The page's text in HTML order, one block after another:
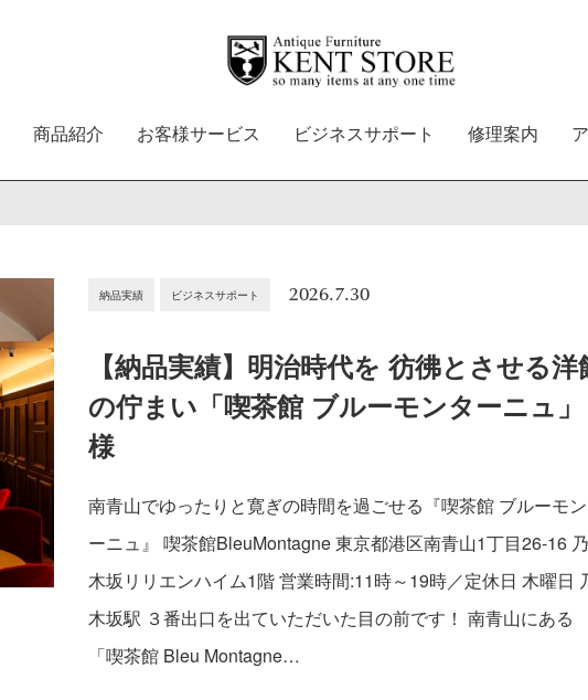
商品紹介 お客様サービス ビジネスサポート 修理案内
納品実績 ビジネスサポート 2026.7.30
【納品実績】明治時代を 彷彿とさせる洋
の佇まい「喫茶館 ブルーモンターニュ」
様
南青山でゆったりと寛ぎの時間を過ごせる『喫茶館 ブルーモ
ーニュ』 喫茶館BleuMontagne 東京都港区南青山1丁目26-16 乃
木坂リリエンハイム1階 営業時間:11時～19時／定休日 木曜日
木坂駅 ３番出口を出ていただいた目の前です！ 南青山にある
「喫茶館 Bleu Montagne…